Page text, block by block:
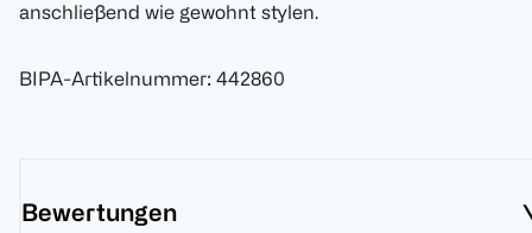
anschließend wie gewohnt stylen.
BIPA-Artikelnummer: 442860
Bewertungen